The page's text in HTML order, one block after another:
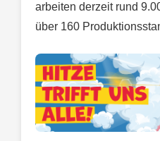
arbeiten derzeit rund
über 160